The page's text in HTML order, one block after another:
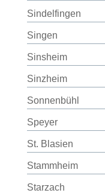
Sindelfingen
Singen
Sinsheim
Sinzheim
Sonnenbühl
Speyer
St. Blasien
Stammheim
Starzach